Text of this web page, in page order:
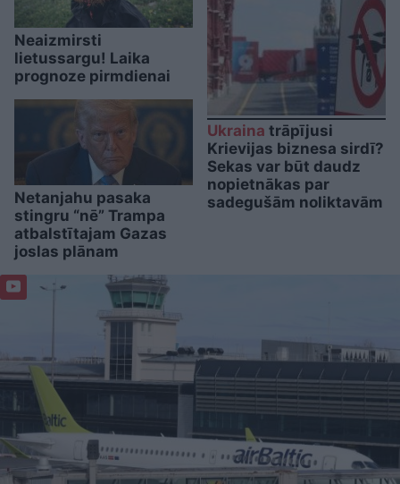
Neaizmirsti
lietussargu! Laika
prognoze pirmdienai
Netanjahu pasaka
stingru “nē” Trampa
atbalstītajam Gazas
joslas plānam
Ukraina trāpījusi
Krievijas biznesa sirdī?
Sekas var būt daudz
nopietnākas par
sadegušām noliktavām